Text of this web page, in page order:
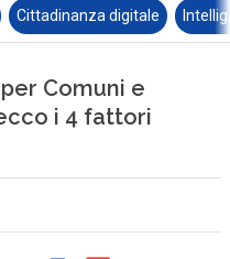
Cittadinanza digitale
Comuni e
i 4 fattori